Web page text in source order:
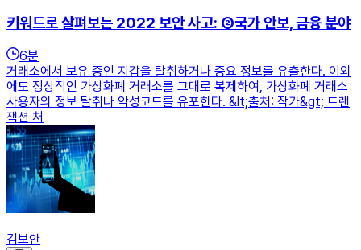
키워드로 살펴보는 2022 보안 사고: ②국가 안보, 금융 분야
6분
거래소에서 보유 중인 지갑을 탈취하거나 중요 정보를 유출한다. 이외
에도 정상적인 가상화폐 거래소를 그대로 복제하여, 가상화폐 거래소
사용자의 정보 탈취나 악성코드를 유포한다. &lt;출처: 작가&gt; 트랜
잭션 처
김보안